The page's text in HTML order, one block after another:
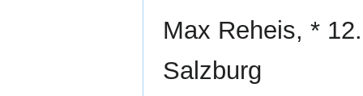
Max Reheis, *
Salzburg